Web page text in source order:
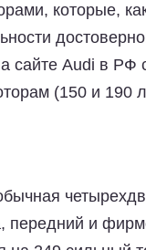
которые,
Audi в РФ
(150 и 190
передний и